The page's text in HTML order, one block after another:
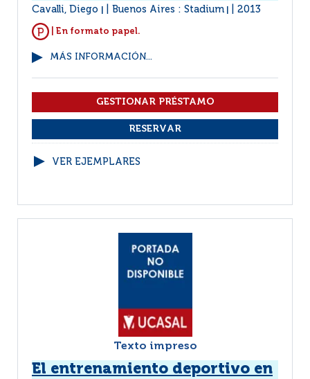
Cavalli, Diego Buenos Aires : Stadium 2013
| En formato papel.
MÁS INFORMACIÓN...
VER EJEMPLARES
Texto impreso
El entrenamiento deportivo en